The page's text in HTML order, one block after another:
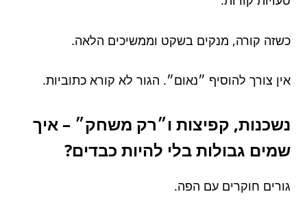
כשזה קורה, מנקים בשקט וממשיכים הלאה.
אין צורך להוסיף ״נאום״. הגור לא קורא כתוביות.
נשכנות, קפיצות ו״רק משחק״ – איך
שמים גבולות בלי להיות כבדים?
גורים חוקרים עם הפה.